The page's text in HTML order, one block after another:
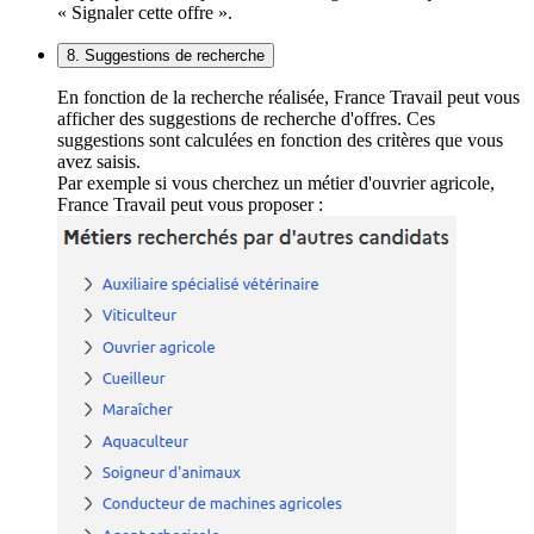
« Signaler cette offre ».
8. Suggestions de recherche
En fonction de la recherche réalisée, France Travail peut vous
afficher des suggestions de recherche d'offres. Ces
suggestions sont calculées en fonction des critères que vous
avez saisis.
Par exemple si vous cherchez un métier d'ouvrier agricole,
France Travail peut vous proposer :